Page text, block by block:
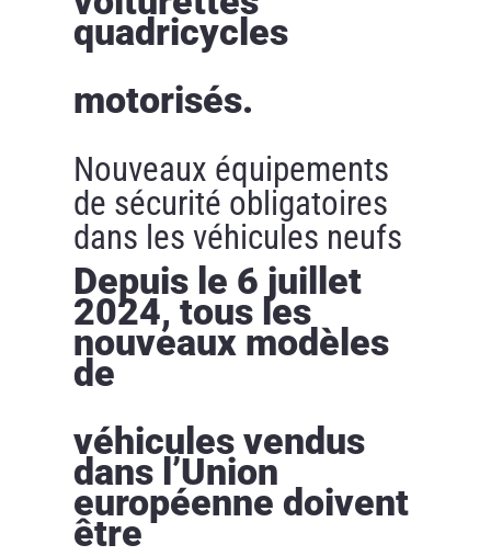
quadricycles
motorisés.
Nouveaux équipements
de sécurité obligatoires
dans les véhicules neufs
Depuis le 6 juillet
2024, tous les
nouveaux modèles
de
véhicules vendus
dans l’Union
européenne doivent
être